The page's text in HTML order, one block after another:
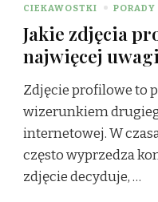
CIEKAWOSTKI
PORADY
Jakie zdjęcia
najwięcej
Zdjęcie profilowe to
wizerunkiem
internetowej. W
często wyprzedza
zdjęcie decyduje, …